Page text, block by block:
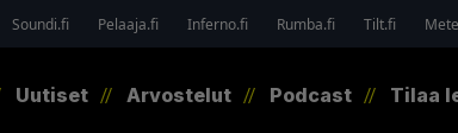
Soundi.fi Pelaaja.fi Inferno.fi Rumba.fi Tilt.fi
Uutiset Arvostelut Podcast Tilaa